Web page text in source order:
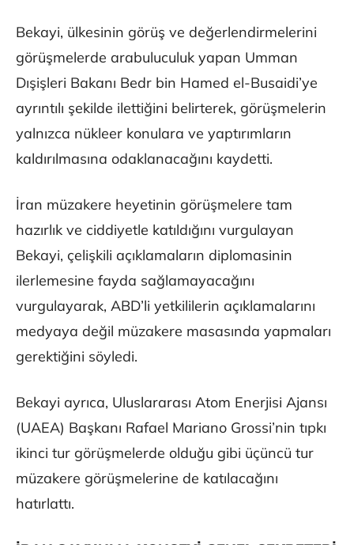
Bekayi, ülkesinin görüş ve değerlendirmelerini
görüşmelerde arabuluculuk yapan Umman
Dışişleri Bakanı Bedr bin Hamed el-Busaidi’ye
ayrıntılı şekilde ilettiğini belirterek, görüşmelerin
yalnızca nükleer konulara ve yaptırımların
kaldırılmasına odaklanacağını kaydetti.
İran müzakere heyetinin görüşmelere tam
hazırlık ve ciddiyetle katıldığını vurgulayan
Bekayi, çelişkili açıklamaların diplomasinin
ilerlemesine fayda sağlamayacağını
vurgulayarak, ABD’li yetkililerin açıklamalarını
medyaya değil müzakere masasında yapmaları
gerektiğini söyledi.
Bekayi ayrıca, Uluslararası Atom Enerjisi Ajansı
(UAEA) Başkanı Rafael Mariano Grossi’nin tıpkı
ikinci tur görüşmelerde olduğu gibi üçüncü tur
müzakere görüşmelerine de katılacağını
hatırlattı.